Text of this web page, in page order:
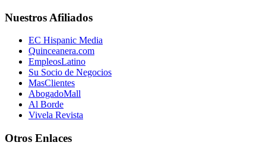
Nuestros Afiliados
EC Hispanic Media
Quinceanera.com
EmpleosLatino
Su Socio de Negocios
MasClientes
AbogadoMall
Al Borde
Vivela Revista
Otros Enlaces